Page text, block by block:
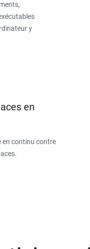
y
en
en continu contre